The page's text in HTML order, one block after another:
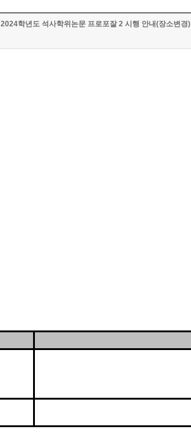
2024학년도 석사학위논문 프로포잘 2 시행 안내(장소변경)